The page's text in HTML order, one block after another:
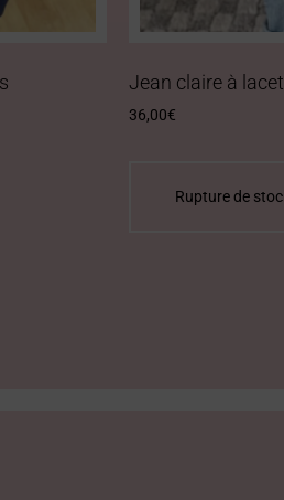
Jean claire à lacet
36,00€